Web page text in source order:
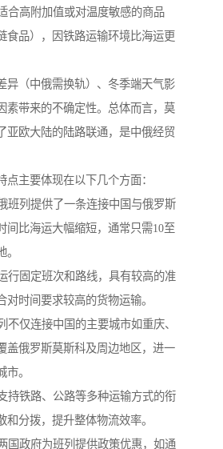
合高附加值或对温度敏感的商品
食品），因铁路运输环境比海运更
异（中俄需换轨）、冬季端天气影
素带来的不确定性。总体而言，莫
亚欧大陆的陆路联通，是中俄经贸
点主要体现在以下几个方面：
班列提供了一条连接中国与俄罗斯
间比海运大幅缩短，通常只需10至
行固定班次和路线，具有较高的准
对时间要求较高的货物运输。
不仅连接中国的主要城市如重庆、
盖俄罗斯莫斯科及周边地区，进一
。
持铁路、公路等多种运输方式的衔
和分拨，提升整体物流效率。
国政府为班列提供政策优惠，如通